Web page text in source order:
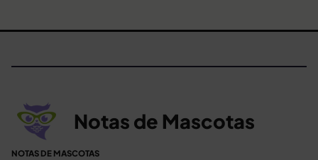
Notas de Mascotas
NOTAS DE MASCOTAS